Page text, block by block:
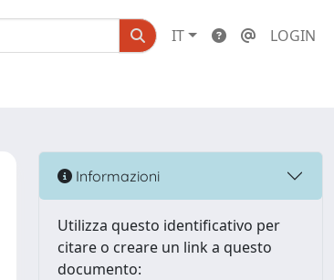
IT LOGIN
Informazioni
Utilizza questo identificativo per
citare o creare un link a questo
documento: